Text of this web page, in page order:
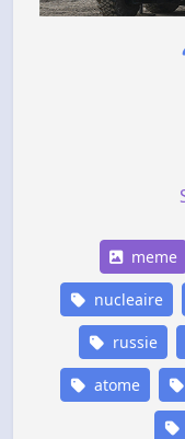
meme
nucleaire
russie
atome